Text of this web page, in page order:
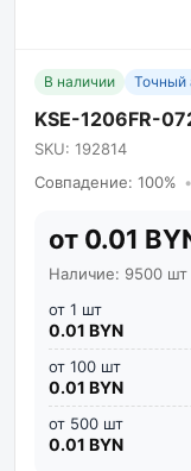
В наличии Точный
KSE-1206FR-
SKU: 192814
Совпадение: 100% •
от 0.01
Наличие: 9500 шт
от 1 шт
0.01 BYN
от 100 шт
0.01 BYN
от 500 шт
0.01 BYN